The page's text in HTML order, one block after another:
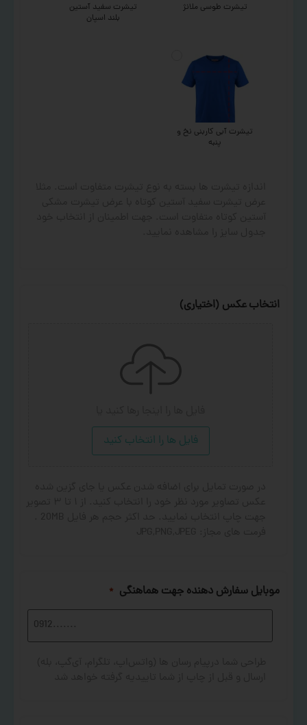
تیشرت طوسی ملانژ
تیشرت سفید آستین
بلند اسپان
تیشرت آبی کاربنی نخ و
پنبه
انتخاب عکس (اختیاری)
فایل ها را انتخاب کنید
موبایل سفارش دهنده جهت هماهنگی *